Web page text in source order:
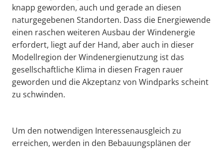
knapp geworden, auch und gerade an diesen
naturgegebenen Standorten. Dass die Energiewende
einen raschen weiteren Ausbau der Windenergie
erfordert, liegt auf der Hand, aber auch in dieser
Modellregion der Windenergienutzung ist das
gesellschaftliche Klima in diesen Fragen rauer
geworden und die Akzeptanz von Windparks scheint
zu schwinden.
Um den notwendigen Interessenausgleich zu
erreichen, werden in den Bebauungsplänen der